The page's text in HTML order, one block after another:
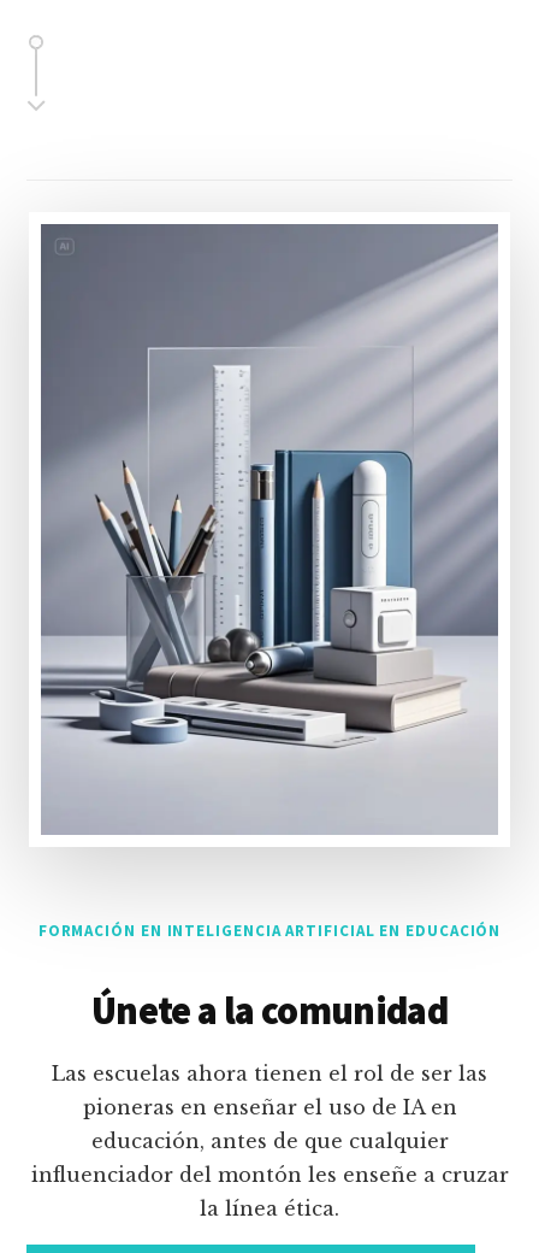
FORMACIÓN EN INTELIGENCIA ARTIFICIAL EN EDUCACIÓN
Únete a la comunidad
Las escuelas ahora tienen el rol de ser las
pioneras en enseñar el uso de IA en
educación, antes de que cualquier
influenciador del montón les enseñe a cruzar
la línea ética.